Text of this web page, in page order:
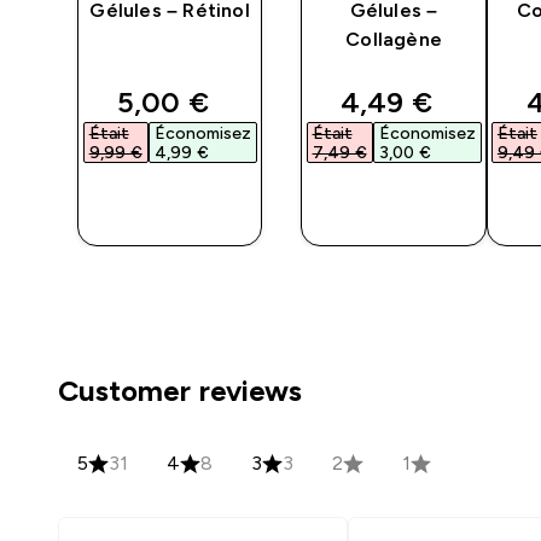
Gélules – Rétinol
discounted price
5,00 €‎
Était
9,99 €‎
Économisez
4,99 €‎
Gélules –
Collagène
discounted
4,49 €‎
Était
7,49 €‎
Économisez
3,00 €‎
Était
9,49
Customer reviews
5 31 4 8 3 3 2 1